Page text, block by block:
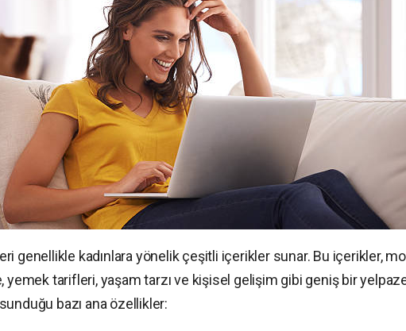
genellikle kadınlara yönelik çeşitli içerikler sunar. Bu içerikler,
yemek tarifleri, yaşam tarzı ve kişisel gelişim gibi geniş bir
bazı ana özellikler: